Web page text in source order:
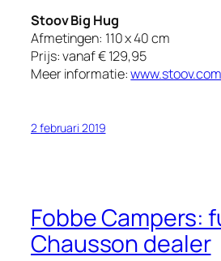
Stoov Big Hug
Afmetingen: 110 x 40 cm
Prijs: vanaf € 129,95
Meer informatie:www.stoov.com
2 februari 2019
Fobbe Campers:
Chausson dealer